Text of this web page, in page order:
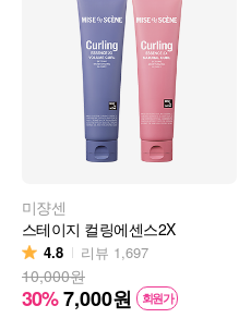
미쟝센
스테이지 컬링에센스2X
4.8 리뷰 1,697
10,000원
30%7,000원 회원가